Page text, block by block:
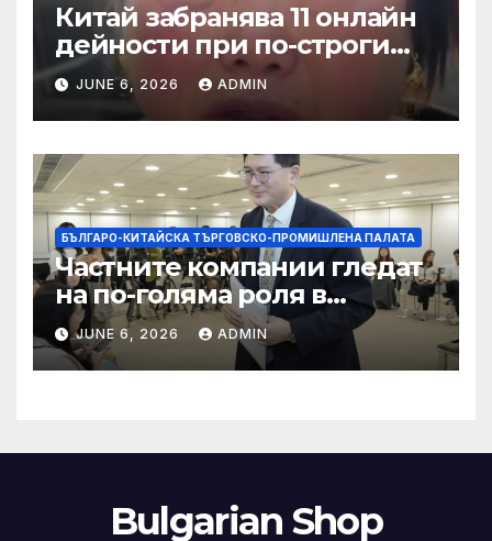
Китай забранява 11 онлайн
дейности при по-строги
правила за ограничаване на
слуховете и
кибернасилниците
JUNE 6, 2026 ADMIN
БЪЛГАРО-КИТАЙСКА ТЪРГОВСКО-ПРОМИШЛЕНА ПАЛАТА
Частните компании гледат
на по-голяма роля в
стратегическата
енергетика
JUNE 6, 2026 ADMIN
Bulgarian Shop